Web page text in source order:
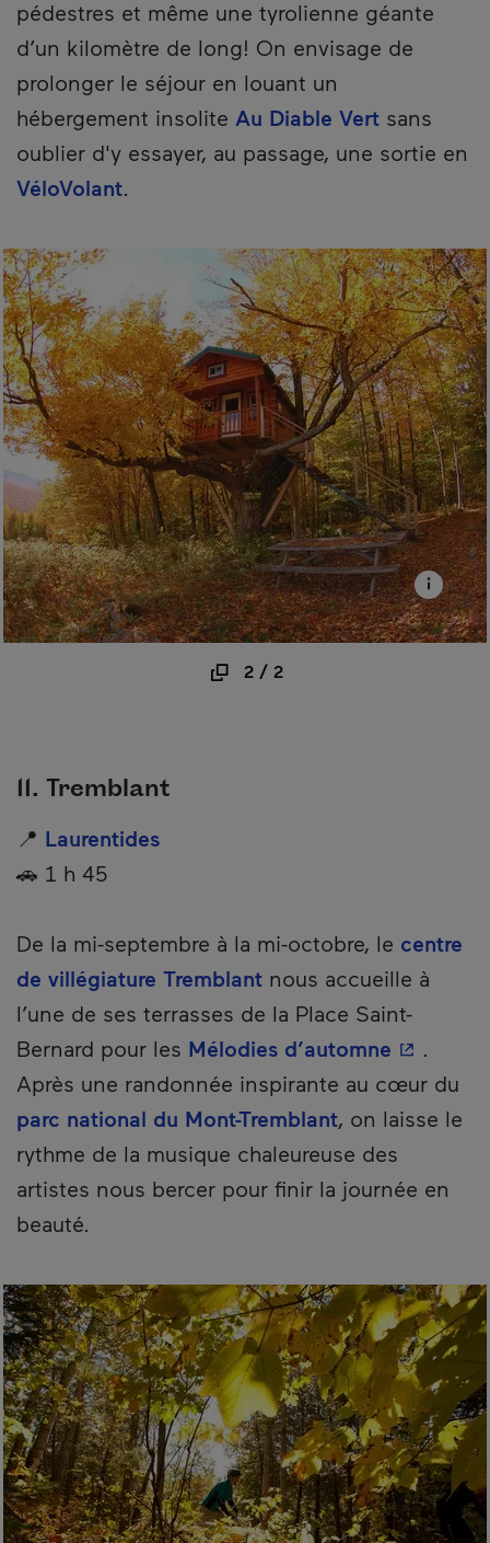
pédestres et même une tyrolienne géante
d’un kilomètre de long! On envisage de
prolonger le séjour en louant un
hébergement insolite Au Diable Vert sans
oublier d'y essayer, au passage, une sortie en
VéloVolant.
2/ 2
11. Tremblant
📍 Laurentides
🚗 1 h 45
De la mi-septembre à la mi-octobre, le centre
de villégiature Tremblant nous accueille à
l’une de ses terrasses de la Place Saint-
Bernard pour les Mélodies d’automne - Cet
.
Après une randonnée inspirante au cœur du
parc national du Mont-Tremblant, on laisse le
rythme de la musique chaleureuse des
artistes nous bercer pour finir la journée en
beauté.